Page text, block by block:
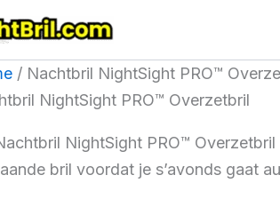
/ Nachtbril NightSight PRO™
NightSight PRO™ Overzetbril
NightSight PRO™ Overzetbril
bril voordat je s’avonds gaat